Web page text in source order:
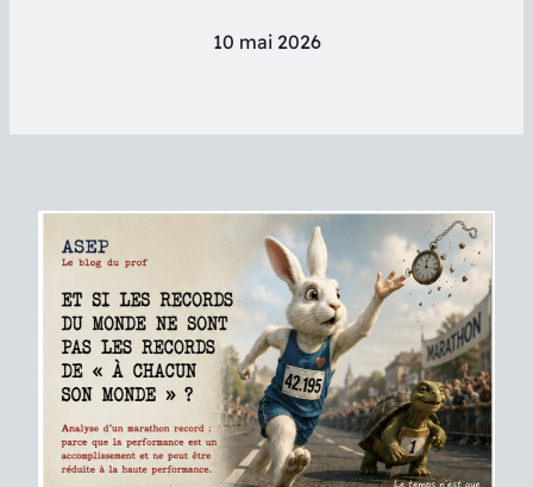
10 mai 2026